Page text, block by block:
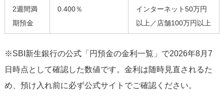
2週間満
期預金
0.400％
インターネット50万円
以上／店舗100万円以上
※SBI新生銀行の公式「円預金の金利一覧」で2026年8月7
日時点として確認した数値です。金利は随時見直されるた
め、預け入れ前に必ず公式サイトでご確認ください。